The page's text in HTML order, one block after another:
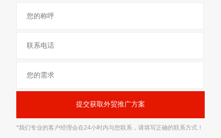
*我们专业的客户经理会在24小时内与您联系，请填写正确的联系方式！